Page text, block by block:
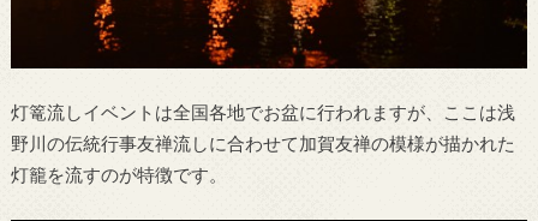
灯篭流しイベントは全国各地でお盆に行われますが、ここは浅
野川の伝統行事友禅流しに合わせて加賀友禅の模様が描かれた
灯籠を流すのが特徴です。